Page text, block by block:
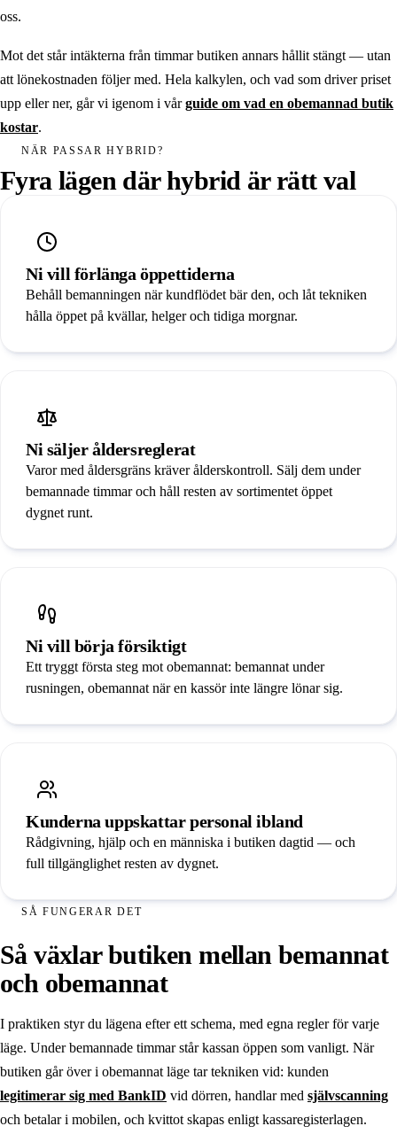
oss.
Mot det står intäkterna från timmar butiken annars hållit stängt — utan
att lönekostnaden följer med. Hela kalkylen, och vad som driver priset
upp eller ner, går vi igenom i vårguide om vad en obemannad butik
kostar.
NÄR PASSAR HYBRID?
Fyra lägen där hybrid är rätt val
Ni vill förlänga öppettiderna
Behåll bemanningen när kundflödet bär den, och låt tekniken
hålla öppet på kvällar, helger och tidiga morgnar.
Ni säljer åldersreglerat
Varor med åldersgräns kräver ålderskontroll. Sälj dem under
bemannade timmar och håll resten av sortimentet öppet
dygnet runt.
Ni vill börja försiktigt
Ett tryggt första steg mot obemannat: bemannat under
rusningen, obemannat när en kassör inte längre lönar sig.
Kunderna uppskattar personal ibland
Rådgivning, hjälp och en människa i butiken dagtid — och
full tillgänglighet resten av dygnet.
SÅ FUNGERAR DET
Så växlar butiken mellan bemannat
och obemannat
I praktiken styr du lägena efter ett schema, med egna regler för varje
läge. Under bemannade timmar står kassan öppen som vanligt. När
butiken går över i obemannat läge tar tekniken vid: kunden
legitimerar sig med BankID vid dörren, handlar med självscanning
och betalar i mobilen, och kvittot skapas enligt kassaregisterlagen.